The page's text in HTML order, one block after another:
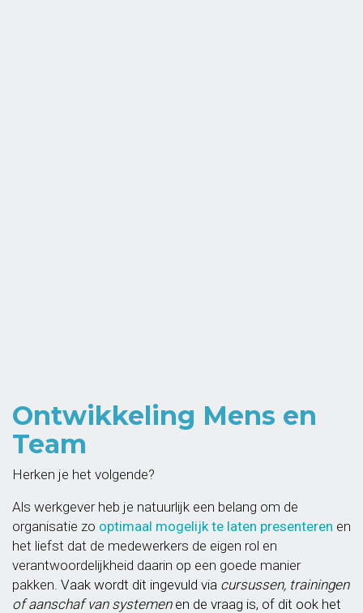
Ontwikkeling Mens en
Team
Herken je het volgende?
Als werkgever heb je natuurlijk een belang om de
organisatie zo optimaal mogelijk te laten presenteren en
het liefst dat de medewerkers de eigen rol en
verantwoordelijkheid daarin op een goede manier
pakken. Vaak wordt dit ingevuld via cursussen, trainingen
of aanschaf van systemen en de vraag is, of dit ook het